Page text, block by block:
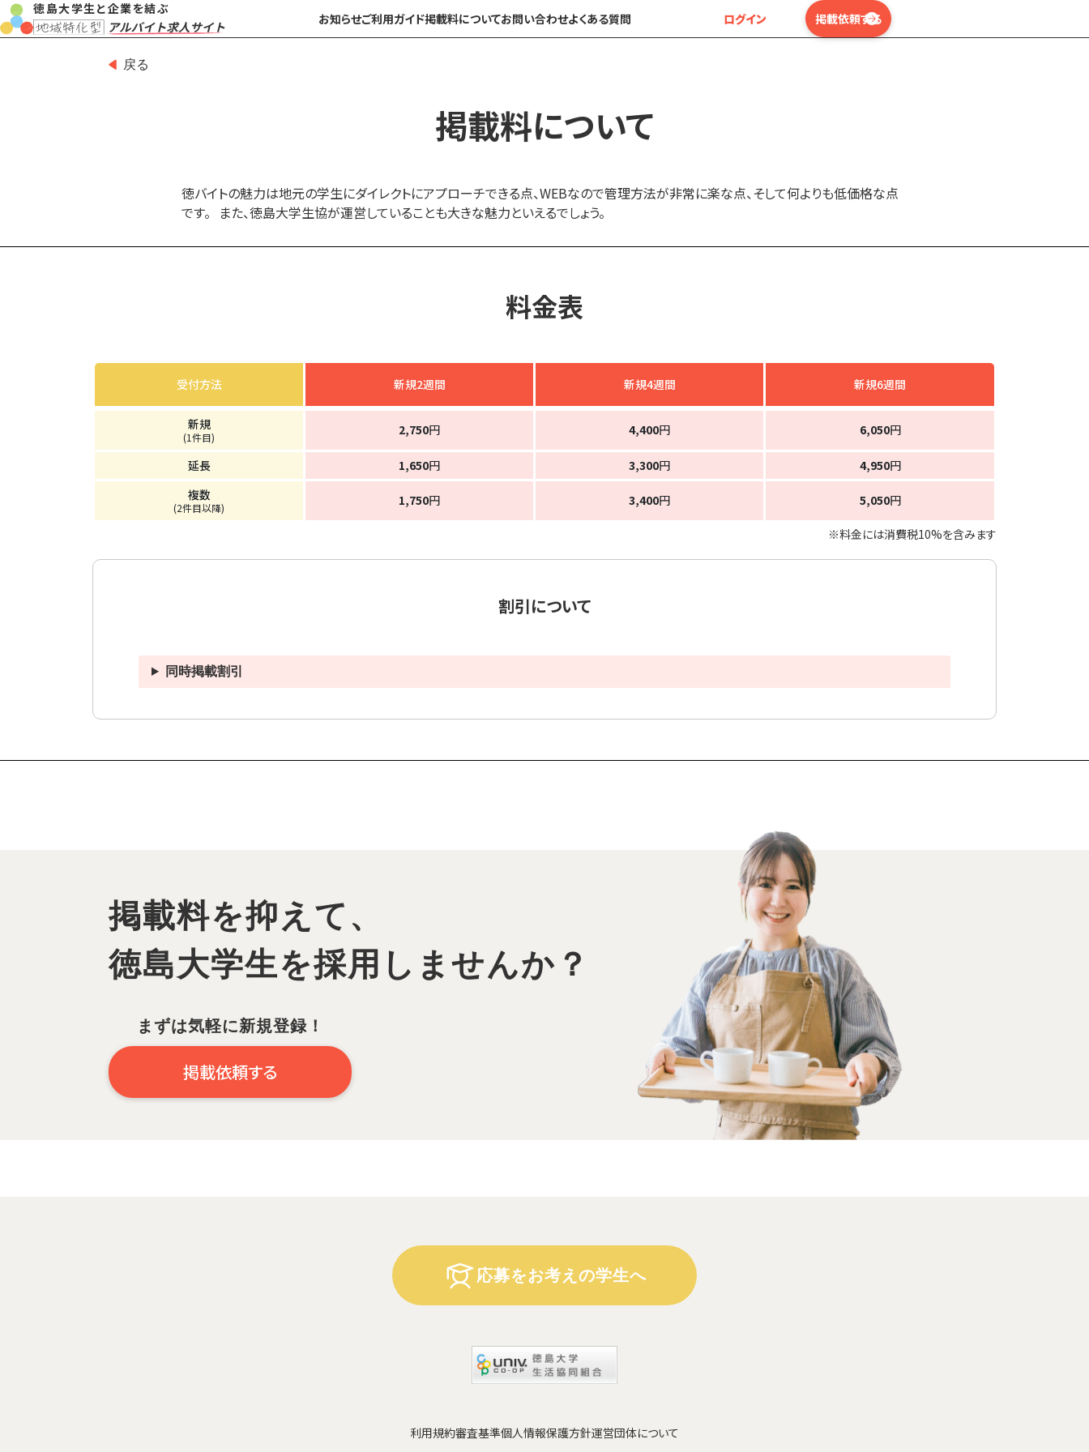
徳島大学生と企業を結ぶ
お知らせご利用ガイド掲載料についてお問い合わせよくある質問 ログイン 掲載依頼する
戻る
掲載料について
徳バイトの魅力は地元の学生にダイレクトにアプローチできる点、WEBなので管理方法が非常に楽な点、そして何よりも低価格な点
です。 また、徳島大学生協が運営していることも大きな魅力といえるでしょう。
料金表
掲載料
受付方法 新規2週間 新規4週間 新規6週間
新規
1件目 2,750円 4,400円 6,050円
延長 1,650円 3,300円 4,950円
複数
2件目以降 1,750円 3,400円 5,050円
※料金には消費税10%を含みます
割引について
同時掲載割引
掲載料を抑えて、
徳島大学生を採用しませんか？
まずは気軽に新規登録！
掲載依頼する
応募をお考えの学生へ
利用規約審査基準個人情報保護方針運営団体について